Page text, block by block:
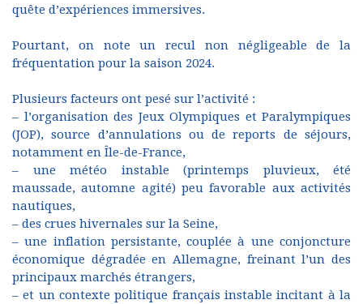
quête d’expériences immersives.
Pourtant, on note un recul non négligeable de la
fréquentation pour la saison 2024.
Plusieurs facteurs ont pesé sur l’activité :
– l’organisation des Jeux Olympiques et Paralympiques
(JOP), source d’annulations ou de reports de séjours,
notamment en Île-de-France,
– une météo instable (printemps pluvieux, été
maussade, automne agité) peu favorable aux activités
nautiques,
– des crues hivernales sur la Seine,
– une inflation persistante, couplée à une conjoncture
économique dégradée en Allemagne, freinant l’un des
principaux marchés étrangers,
– et un contexte politique français instable incitant à la